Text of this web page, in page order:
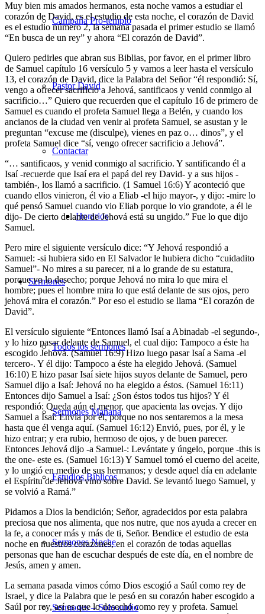
Campaña Pro-templo
Pastor David
Contactar
Horarios
Sermones
Todos los sermones
Sermones Mañana
Estudios Bíblicos
Sermones Noche
Sermones – Solo audio
Muy bien mis amados hermanos, esta noche vamos a estudiar el
corazón de David, es el estudio de esta noche, el corazón de David
es el estudio número 2, la semana pasada el primer estudio se llamó
“En busca de un rey” y ahora “El corazón de David”.
Quiero pedirles que abran sus Biblias, por favor, en el primer libro
de Samuel capítulo 16 versículo 5 y vamos a leer hasta el versículo
13, el corazón de David, dice la Palabra del Señor “él respondió: Sí,
vengo a ofrecer sacrificio a Jehová, santificaos y venid conmigo al
sacrificio…” Quiero que recuerden que el capítulo 16 de primero de
Samuel es cuando el profeta Samuel llega a Belén, y cuando los
ancianos de la ciudad ven venir al profeta Samuel, se asustan y le
preguntan “excuse me (disculpe), vienes en paz o… dinos”, y el
profeta Samuel dice “sí, vengo ofrecer sacrificio a Jehová”.
“… santificaos, y venid conmigo al sacrificio. Y santificando él a
Isaí -recuerde que Isaí era el papá del rey David- y a sus hijos -
también-, los llamó a sacrificio. (1 Samuel 16:6) Y aconteció que
cuando ellos vinieron, él vio a Eliab -el hijo mayor-, y dijo: -mire lo
qué pensó Samuel cuando vio Eliab porque lo vio grandote, a él le
dijo- De cierto delante de Jehová está su ungido.” Fue lo que dijo
Samuel.
Pero mire el siguiente versículo dice: “Y Jehová respondió a
Samuel: -si hubiera sido en El Salvador le hubiera dicho “cuidadito
Samuel”- No mires a su parecer, ni a lo grande de su estatura,
porque yo lo desecho; porque Jehová no mira lo que mira el
hombre; pues el hombre mira lo que está delante de sus ojos, pero
jehová mira el corazón.” Por eso el estudio se llama “El corazón de
David”.
El versículo siguiente “Entonces llamó Isaí a Abinadab -el segundo-,
y lo hizo pasar delante de Samuel, el cual dijo: Tampoco a éste ha
escogido Jehová. (Samuel 16:9) Hizo luego pasar Isaí a Sama -el
tercero-. Y él dijo: Tampoco a éste ha elegido Jehová. (Samuel
16:10) E hizo pasar Isaí siete hijos suyos delante de Samuel, pero
Samuel dijo a Isaí: Jehová no ha elegido a éstos. (Samuel 16:11)
Entonces dijo Samuel a Isaí: ¿Son éstos todos tus hijos? Y él
respondió: Queda aún el menor, que apacienta las ovejas. Y dijo
Samuel a Isaí: Envía por él, porque no nos sentaremos a la mesa
hasta que él venga aquí. (Samuel 16:12) Envió, pues, por él, y le
hizo entrar; y era rubio, hermoso de ojos, y de buen parecer.
Entonces Jehová dijo -a Samuel-: Levántate y úngelo, porque -this is
the one- este es. (Samuel 16:13) Y Samuel tomó el cuerno del aceite,
y lo ungió en medio de sus hermanos; y desde aquel día en adelante
el Espíritu de Jehová vino sobre David. Se levantó luego Samuel, y
se volvió a Ramá.”
Pidamos a Dios la bendición; Señor, agradecidos por esta palabra
preciosa que nos alimenta, que nos nutre, que nos ayuda a crecer en
la fe, a conocer más y más de ti, Señor. Bendice el estudio de esta
noche en nuestros corazones, en el corazón de todas aquellas
personas que han de escuchar después de este día, en el nombre de
Jesús, amen y amen.
La semana pasada vimos cómo Dios escogió a Saúl como rey de
Israel, y dice la Palabra que le pesó en su corazón haber escogido a
Saúl por rey, así es que lo desechó como rey y profeta. Samuel